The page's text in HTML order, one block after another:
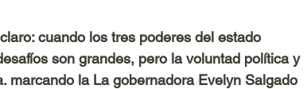
cuando los tres poderes del estado
son grandes, pero la voluntad política y
marcando la La gobernadora Evelyn Salgado